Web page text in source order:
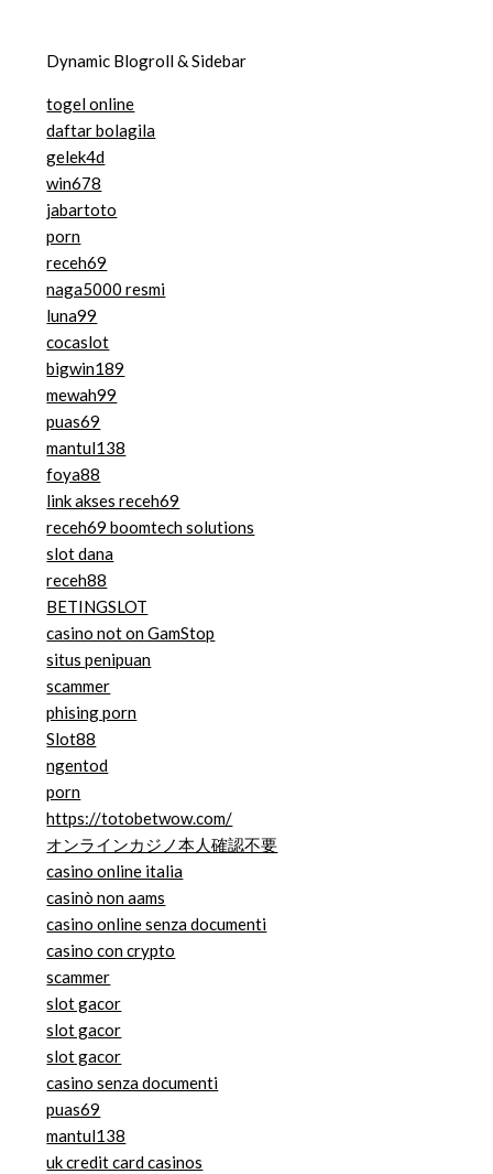
Dynamic Blogroll & Sidebar
togel online
daftar bolagila
gelek4d
win678
jabartoto
porn
receh69
naga5000 resmi
luna99
cocaslot
bigwin189
mewah99
puas69
mantul138
foya88
link akses receh69
receh69 boomtech solutions
slot dana
receh88
BETINGSLOT
casino not on GamStop
situs penipuan
scammer
phising porn
Slot88
ngentod
porn
https://totobetwow.com/
オンラインカジノ本人確認不要
casino online italia
casinò non aams
casino online senza documenti
casino con crypto
scammer
slot gacor
slot gacor
slot gacor
casino senza documenti
puas69
mantul138
uk credit card casinos